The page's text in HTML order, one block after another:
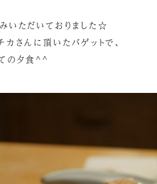
いただいておりました☆
カさんに頂いたバゲットで、
の夕食^^